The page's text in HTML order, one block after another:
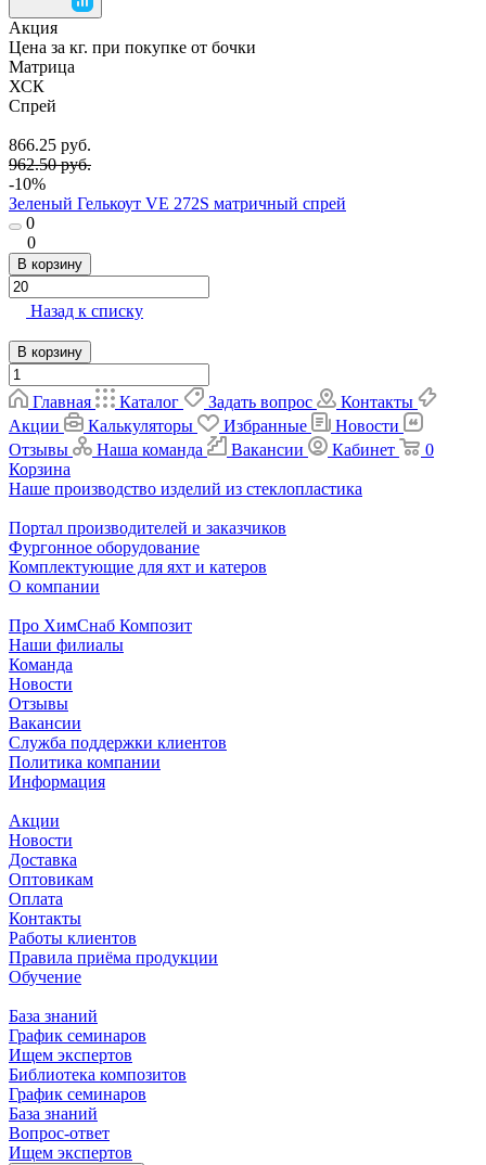
Акция
Цена за кг. при покупке от бочки
Матрица
ХСК
Спрей
866.25 руб.
962.50 руб.
-10%
Зеленый Гелькоут VE 272S матричный спрей
0
0
В корзину
Назад к списку
В корзину
Главная Каталог Задать вопрос
Контакты
Акции
Калькуляторы Избранные
Новости
Отзывы
Наша команда Вакансии Кабинет
0
Корзина
Наше производство изделий из стеклопластика
Портал производителей и заказчиков
Фургонное оборудование
Комплектующие для яхт и катеров
О компании
Про ХимСнаб Композит
Наши филиалы
Команда
Новости
Отзывы
Вакансии
Служба поддержки клиентов
Политика компании
Информация
Акции
Новости
Доставка
Оптовикам
Оплата
Контакты
Работы клиентов
Правила приёма продукции
Обучение
База знаний
График семинаров
Ищем экспертов
Библиотека композитов
График семинаров
База знаний
Вопрос-ответ
Ищем экспертов